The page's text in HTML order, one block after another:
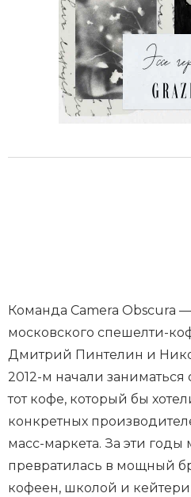
Команда Camera Obscura
московского спешелти-
Дмитрий Пинтелин и
2012-м начали
тот кофе, который бы
конкретных
масс-маркета. За эти
превратилась в мощный
кофеен, школой и